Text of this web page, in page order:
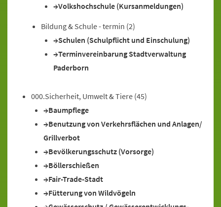
Volkshochschule (Kursanmeldungen)
Bildung & Schule - termin (2)
Schulen (Schulpflicht und Einschulung)
Terminvereinbarung Stadtverwaltung
Paderborn
000.Sicherheit, Umwelt & Tiere (45)
Baumpflege
Benutzung von Verkehrsflächen und Anlagen/
Grillverbot
Bevölkerungsschutz (Vorsorge)
Böllerschießen
Fair-Trade-Stadt
Fütterung von Wildvögeln